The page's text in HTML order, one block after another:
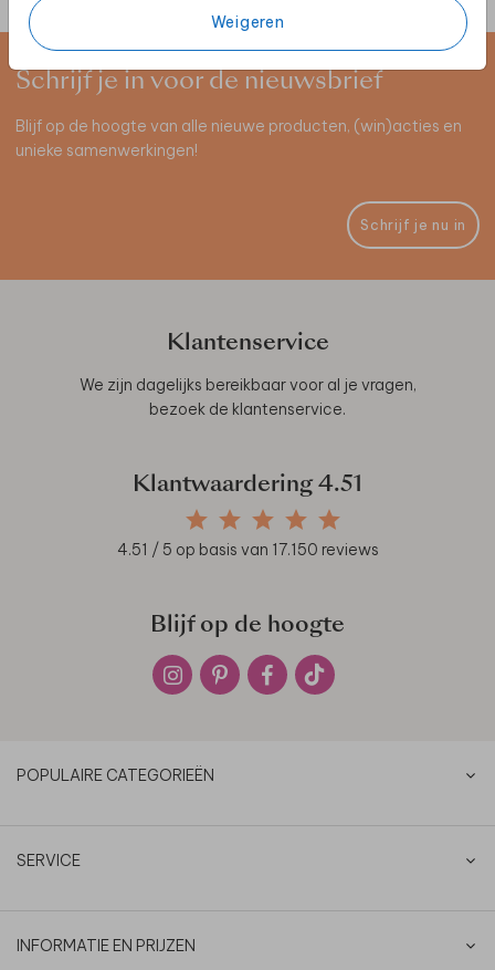
Weigeren
Schrijf je in voor de nieuwsbrief
Blijf op de hoogte van alle nieuwe producten, (win)acties en
unieke samenwerkingen!
Schrijf je nu in
Klantenservice
We zijn dagelijks bereikbaar voor al je vragen,
bezoek de klantenservice.
Klantwaardering 4.51
4.51 / 5 op basis van 17.150 reviews
Blijf op de hoogte
POPULAIRE CATEGORIEËN
SERVICE
INFORMATIE EN PRIJZEN